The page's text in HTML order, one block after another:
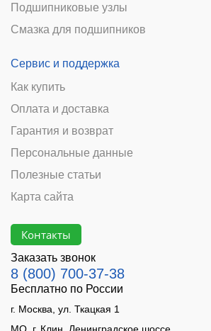
Подшипниковые узлы
Смазка для подшипников
Сервис и поддержка
Как купить
Оплата и доставка
Гарантия и возврат
Персональные данные
Полезные статьи
Карта сайта
Контакты
Заказать звонок
8 (800) 700-37-38
Бесплатно по России
г. Москва, ул. Ткацкая 1